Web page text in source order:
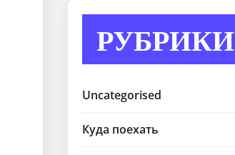
РУБРИКИ
Uncategorised
Куда поехать